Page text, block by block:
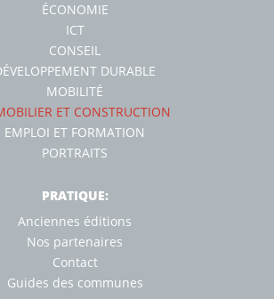
ÉCONOMIE
ICT
CONSEIL
DURABLE
MOBILITÉ
ET CONSTRUCTION
EMPLOI ET FORMATION
PORTRAITS
PRATIQUE:
Anciennes éditions
Nos partenaires
Contact
Guides des communes